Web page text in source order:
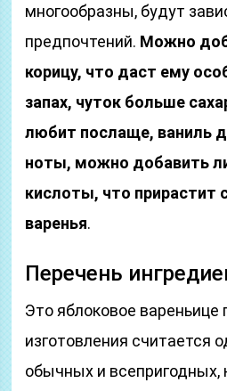
многообразны, будут
предпочтений. Можно
корицу, что даст ему
запах, чуток больше
любит послаще, ваниль
ноты, можно добавить
кислоты, что прирастит
варенья.
Перечень
Это яблоковое вареньице
изготовления считается
обычных и всепригодных,